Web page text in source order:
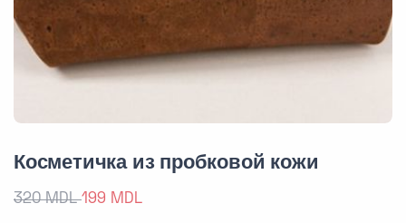
Косметичка из пробковой кожи
320 MDL 199 MDL